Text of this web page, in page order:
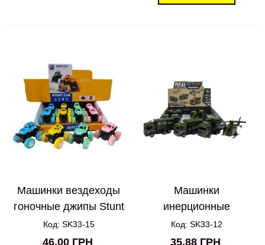
Машинки вездеходы
гоночные джипы Stunt
Cars SK33-15
Код: SK33-15
46,00 ГРН
Машинки
инерционные
Армейская техника
SK33-12
Код: SK33-12
35,88 ГРН